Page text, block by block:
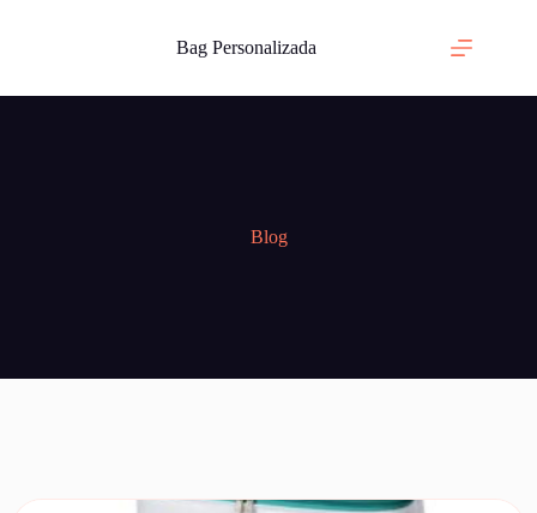
Bag Personalizada
Blog